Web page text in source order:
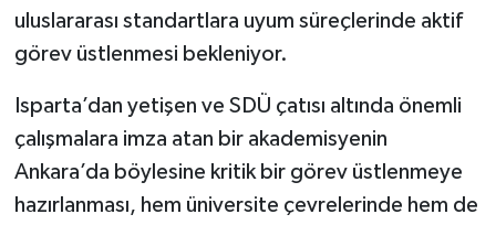
uluslararası standartlara uyum süreçlerinde aktif
görev üstlenmesi bekleniyor.
Isparta’dan yetişen ve SDÜ çatısı altında önemli
çalışmalara imza atan bir akademisyenin
Ankara’da böylesine kritik bir görev üstlenmeye
hazırlanması, hem üniversite çevrelerinde hem de